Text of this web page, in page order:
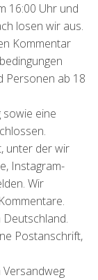
16:00 Uhr und
losen wir aus.
Kommentar
Personen ab 18
sowie eine
unter der wir
Instagram-
Wir
Postanschrift,